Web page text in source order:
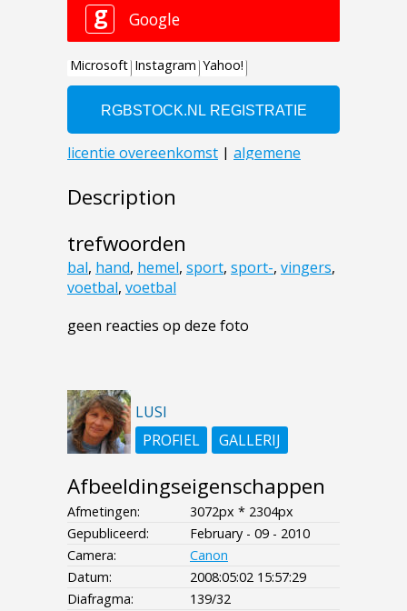
Description
trefwoorden
bal, hand, hemel, sport, sport-, vingers,
voetbal, voetbal
geen reacties op deze foto
LUSI
PROFIEL
GALLERIJ
Afbeeldingseigenschappen
Afmetingen:
3072px * 2304px
Gepubliceerd:
February - 09 - 2010
Camera:
Canon
Datum:
2008:05:02 15:57:29
Diafragma:
139/32